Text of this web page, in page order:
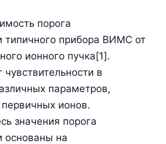
порога
типичного прибора ВИМС от
ионного пучка[1].
в
параметров,
ионов.
значения порога
основаны на